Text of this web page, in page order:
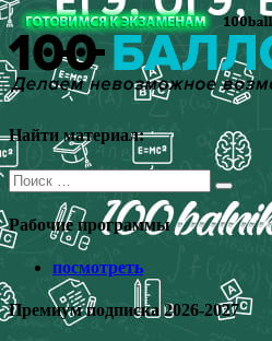
Перейти
к
содержимому
Найти материал:
Поиск
для:
Рабочие программы
посмотреть
Премиум подписка 2026-2027